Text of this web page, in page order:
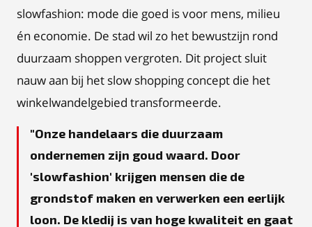
slowfashion: mode die goed is voor mens, milieu
én economie. De stad wil zo het bewustzijn rond
duurzaam shoppen vergroten. Dit project sluit
nauw aan bij het slow shopping concept die het
winkelwandelgebied transformeerde.
Onze handelaars die duurzaam
ondernemen zijn goud waard. Door
'slowfashion' krijgen mensen die de
grondstof maken en verwerken een eerlijk
loon. De kledij is van hoge kwaliteit en gaat